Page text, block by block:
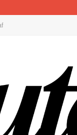
è ai nastri di partenza
& Jaecoo
nei rally
è in edicola!